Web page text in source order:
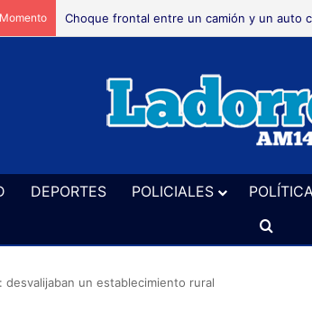
Necrológica
DEPORTES POLICIALES
Buscar
desvalijaban un establecimiento rural